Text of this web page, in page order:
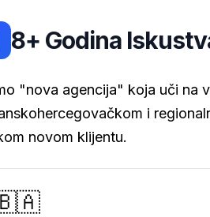
8+ Godina
"nova agencija" koja uči na
i
novom klijentu.